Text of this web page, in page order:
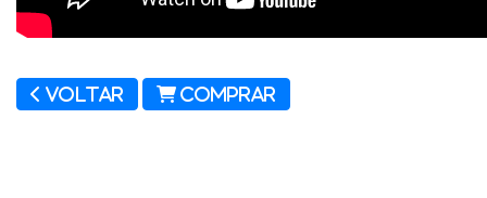
Voltar Comprar